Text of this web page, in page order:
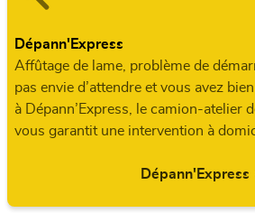
Dépann'Express
Affûtage de lame, problème de
pas envie d’attendre et vous avez
à Dépann’Express, le camion-atelier
vous garantit une intervention à
Dépann'Express